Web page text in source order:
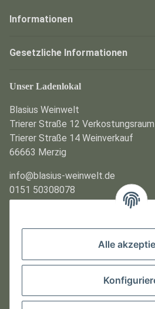
Alle
Informationen
Gesetzliche Informationen
Unser Ladenlokal
Blasius Weinwelt
Trierer Straße 12 Verkostungsraum
Trierer Straße 14 Weinverkauf
66663 Merzig
info@blasius-weinwelt.de
0151 50308078
Montag und Dienstag
Mittwoch bis Freitag und Sonntag